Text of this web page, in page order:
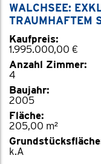
WALCHSEE:
TRAUMHAFTEM
Kaufpreis:
1.995.000,00 €
Anzahl Zimmer:
4
Baujahr:
2005
Fläche:
205,00 m²
k.A